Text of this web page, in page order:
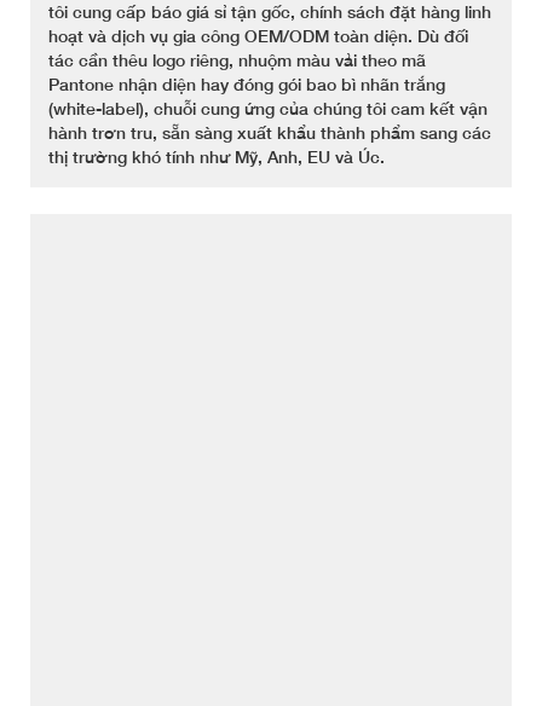
tôi cung cấp báo giá sỉ tận gốc, chính sách đặt hàng linh
hoạt và dịch vụ gia công OEM/ODM toàn diện. Dù đối
tác cần thêu logo riêng, nhuộm màu vải theo mã
Pantone nhận diện hay đóng gói bao bì nhãn trắng
(white-label), chuỗi cung ứng của chúng tôi cam kết vận
hành trơn tru, sẵn sàng xuất khẩu thành phẩm sang các
thị trường khó tính như Mỹ, Anh, EU và Úc.